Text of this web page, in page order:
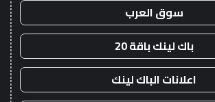
سوق العرب
باك لينك باقة 20
اعلانات الباك لينك